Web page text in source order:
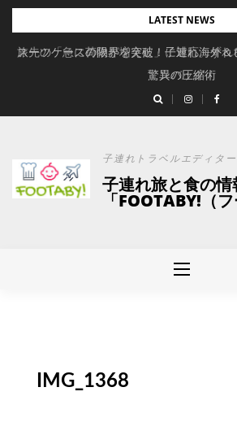
Skip
content
LATEST NEWS
旅先の「急に荷物が増えた」に対応。ず
ンバッグ
スーツケースの限界を突破！子連れ海外
驚異の圧縮術
子連れトラベルエディタ
子連れ旅と食の
「FOOTABY!（
IMG_1368